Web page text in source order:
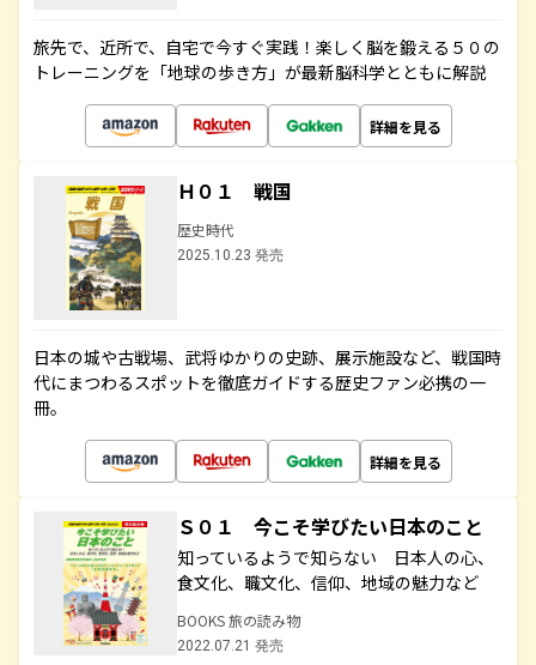
旅先で、近所で、自宅で今すぐ実践！楽しく脳を鍛える５０の
トレーニングを「地球の歩き方」が最新脳科学とともに解説
詳細を見る
Ｈ０１ 戦国
歴史時代
2025.10.23 発売
日本の城や古戦場、武将ゆかりの史跡、展示施設など、戦国時
代にまつわるスポットを徹底ガイドする歴史ファン必携の一
冊。
詳細を見る
Ｓ０１ 今こそ学びたい日本のこと
知っているようで知らない 日本人の心、
食文化、職文化、信仰、地域の魅力など
BOOKS 旅の読み物
2022.07.21 発売